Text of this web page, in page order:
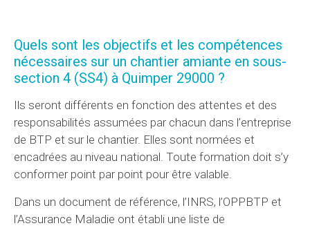
Quels sont les objectifs et les compétences
nécessaires sur un chantier amiante en sous-
section 4 (SS4) à Quimper 29000 ?
Ils seront différents en fonction des attentes et des
responsabilités assumées par chacun dans l’entreprise
de BTP et sur le chantier. Elles sont normées et
encadrées au niveau national. Toute formation doit s’y
conformer point par point pour être valable.
Dans un document de référence, l’INRS, l’OPPBTP et
l’Assurance Maladie ont établi une liste de